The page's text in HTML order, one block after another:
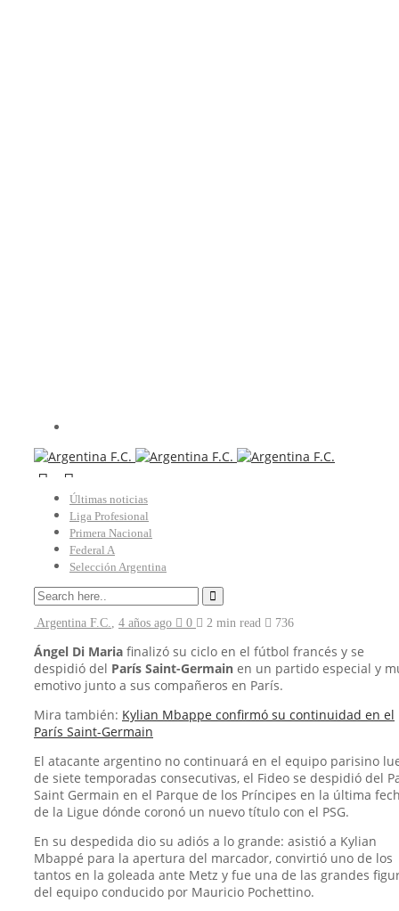
Últimas noticias
Liga Profesional
Primera Nacional
Federal A
Selección Argentina
Fútbol Internacional
La emoción de Ángel Di Maria
en su despedida del PSG
Argentina F.C. 4 años ago 0 2 min read 736
Ángel Di Maria finalizó su ciclo en el fútbol francés y se
despidió del París Saint-Germain en un partido especial y
emotivo junto a sus compañeros en París.
Mira también: Kylian Mbappe confirmó su continuidad en el
París Saint-Germain
El atacante argentino no continuará en el equipo parisino
de siete temporadas consecutivas, el Fideo se despidió del
Saint Germain en el Parque de los Príncipes en la última
de la Ligue dónde coronó un nuevo título con el PSG.
En su despedida dio su adiós a lo grande: asistió a Kylian
Mbappé para la apertura del marcador, convirtió uno de los
tantos en la goleada ante Metz y fue una de las grandes
del equipo conducido por Mauricio Pochettino.